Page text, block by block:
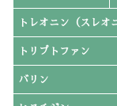
トレオニン（スレオ
トリプトファン
バリン